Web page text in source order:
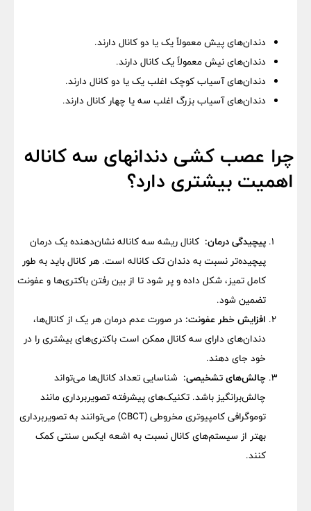
دندان‌های پیش معمولاً یک یا دو کانال دارند.
دندان‌های نیش معمولاً یک کانال دارند.
دندان‌های آسیاب کوچک اغلب یک یا دو کانال دارند.
دندان‌های آسیاب بزرگ اغلب سه یا چهار کانال دارند.
چرا عصب کشی دندانهای سه کاناله
اهمیت بیشتری دارد؟
پیچیدگی درمان: کانال ریشه سه کاناله نشان‌دهنده یک درمان
پیچیده‌تر نسبت به دندان تک کاناله است. هر کانال باید به طور
کامل تمیز، شکل داده و پر شود تا از بین رفتن باکتری‌ها و عفونت
تضمین شود.
افزایش خطر عفونت: در صورت عدم درمان هر یک از کانال‌ها،
دندان‌های دارای سه کانال ممکن است باکتری‌های بیشتری را در
خود جای دهند.
چالش‌های تشخیصی: شناسایی تعداد کانال‌ها می‌تواند
چالش‌برانگیز باشد. تکنیک‌های پیشرفته تصویربرداری مانند
توموگرافی کامپیوتری مخروطی (CBCT) می‌توانند به تصویربرداری
بهتر از سیستم‌های کانال نسبت به اشعه ایکس سنتی کمک
کنند.